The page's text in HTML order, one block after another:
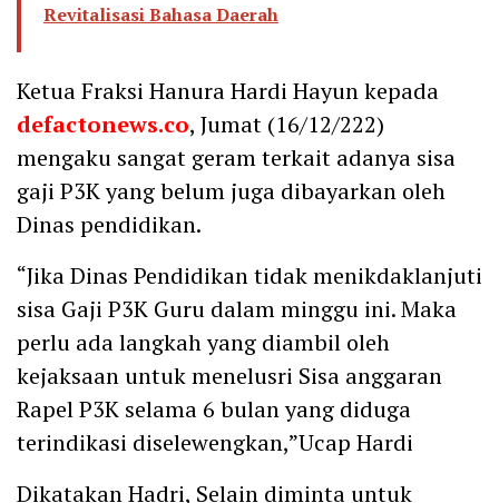
Revitalisasi Bahasa Daerah
Ketua Fraksi Hanura Hardi Hayun kepada
defactonews.co, Jumat (16/12/222)
mengaku sangat geram terkait adanya sisa
gaji P3K yang belum juga dibayarkan oleh
Dinas pendidikan.
“Jika Dinas Pendidikan tidak menikdaklanjuti
sisa Gaji P3K Guru dalam minggu ini. Maka
perlu ada langkah yang diambil oleh
kejaksaan untuk menelusri Sisa anggaran
Rapel P3K selama 6 bulan yang diduga
terindikasi diselewengkan,”Ucap Hardi
Dikatakan Hadri, Selain diminta untuk